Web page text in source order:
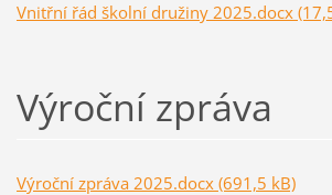
Vnitřní řád školní družiny 2025.docx
Výroční zpráva
Výroční zpráva 2025.docx (691,5 kB)